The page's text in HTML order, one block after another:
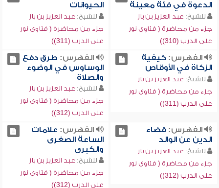
الدعوة في فئة معينة
للشيخ: عبد العزيز بن باز
جزء من محاضرة ( فتاوى نور
على الدرب (310))
الحيوانات
للشيخ: عبد العزيز بن باز
جزء من محاضرة ( فتاوى نور
على الدرب (311))
الفهرس:كيفية
الزكاة في الأوقاص
للشيخ: عبد العزيز بن باز
جزء من محاضرة ( فتاوى نور
على الدرب (311))
الفهرس: طرق دفع
الوساوس في الوضوء
والصلاة
للشيخ: عبد العزيز بن باز
جزء من محاضرة ( فتاوى نور
على الدرب (312))
الفهرس:قضاء
الدين عن الوالد
للشيخ: عبد العزيز بن باز
جزء من محاضرة ( فتاوى نور
على الدرب (312))
الفهرس: علامات
الساعة الصغرى
والكبرى
للشيخ: عبد العزيز بن باز
جزء من محاضرة ( فتاوى نور
على الدرب (312))